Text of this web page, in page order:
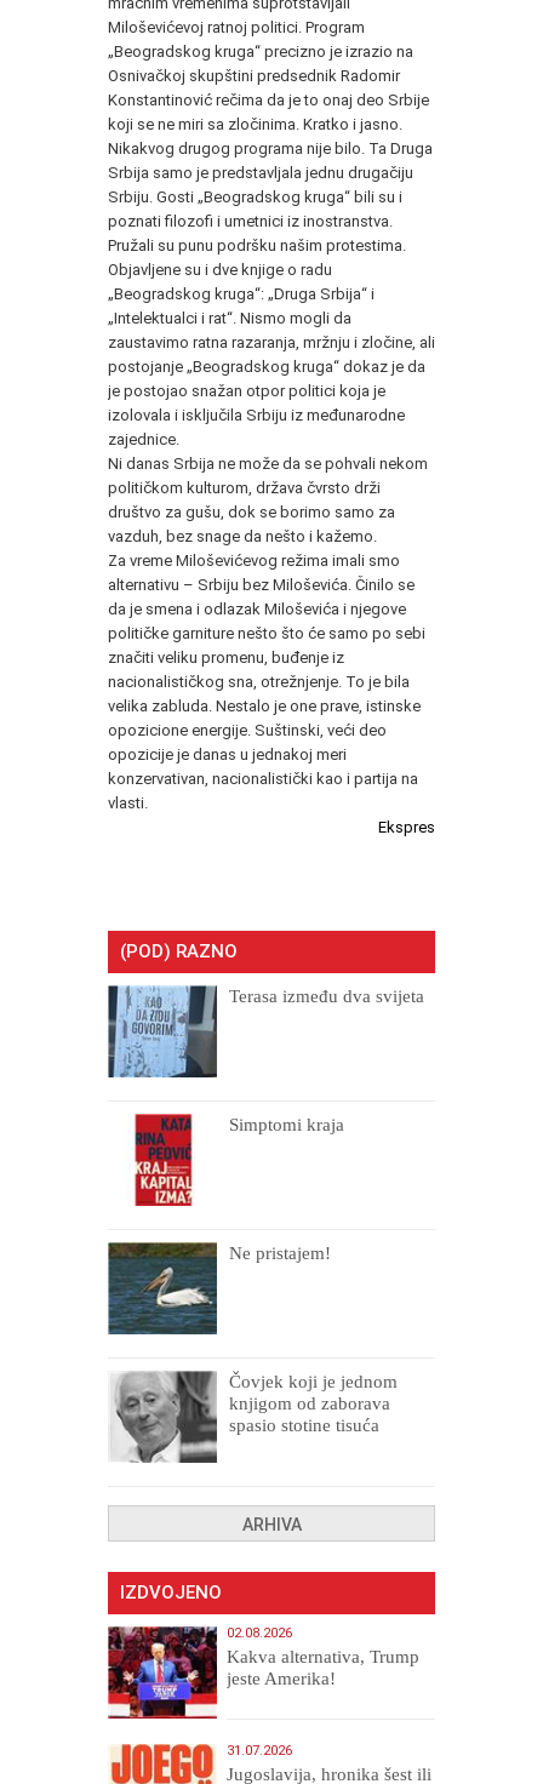
Miloševićevoj ratnoj politici. Program
„Beogradskog kruga“ precizno je izrazio na
Osnivačkoj skupštini predsednik Radomir
Konstantinović rečima da je to onaj deo Srbije
koji se ne miri sa zločinima. Kratko i jasno.
Nikakvog drugog programa nije bilo. Ta Druga
Srbija samo je predstavljala jednu drugačiju
Srbiju. Gosti „Beogradskog kruga“ bili su i
poznati filozofi i umetnici iz inostranstva.
Pružali su punu podršku našim protestima.
Objavljene su i dve knjige o radu
„Beogradskog kruga“: „Druga Srbija“ i
„Intelektualci i rat“. Nismo mogli da
zaustavimo ratna razaranja, mržnju i zločine, ali
postojanje „Beogradskog kruga“ dokaz je da
je postojao snažan otpor politici koja je
izolovala i isključila Srbiju iz međunarodne
zajednice.
Ni danas Srbija ne može da se pohvali nekom
političkom kulturom, država čvrsto drži
društvo za gušu, dok se borimo samo za
vazduh, bez snage da nešto i kažemo.
Za vreme Miloševićevog režima imali smo
alternativu – Srbiju bez Miloševića. Činilo se
da je smena i odlazak Miloševića i njegove
političke garniture nešto što će samo po sebi
značiti veliku promenu, buđenje iz
nacionalističkog sna, otrežnjenje. To je bila
velika zabluda. Nestalo je one prave, istinske
opozicione energije. Suštinski, veći deo
opozicije je danas u jednakoj meri
konzervativan, nacionalistički kao i partija na
vlasti.
Ekspres
(POD) RAZNO
Terasa između dva svijeta
Simptomi kraja
Ne pristajem!
Čovjek koji je jednom
knjigom od zaborava
spasio stotine tisuća
ARHIVA
IZDVOJENO
02.08.2026
Kakva alternativa, Trump
jeste Amerika!
31.07.2026
Jugoslavija, hronika šest ili